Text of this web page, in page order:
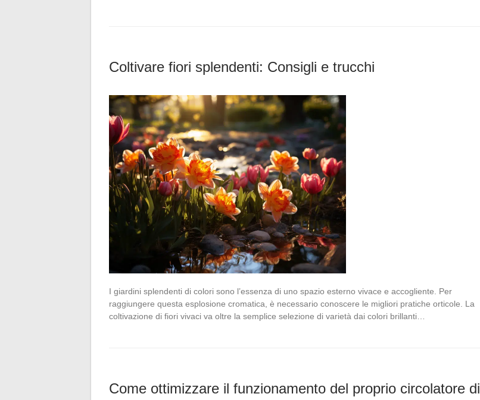
Coltivare fiori splendenti: Consigli e trucchi
I giardini splendenti di colori sono l’essenza di uno spazio esterno vivace e accogliente. Per
raggiungere questa esplosione cromatica, è necessario conoscere le migliori pratiche orticole. La
coltivazione di fiori vivaci va oltre la semplice selezione di varietà dai colori brillanti…
Come ottimizzare il funzionamento del proprio circolatore di